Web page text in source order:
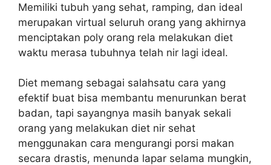
Memiliki tubuh yang sehat, ramping, dan ideal
merupakan virtual seluruh orang yang akhirnya
menciptakan poly orang rela melakukan diet
waktu merasa tubuhnya telah nir lagi ideal.
Diet memang sebagai salahsatu cara yang
efektif buat bisa membantu menurunkan berat
badan, tapi sayangnya masih banyak sekali
orang yang melakukan diet nir sehat
menggunakan cara mengurangi porsi makan
secara drastis, menunda lapar selama mungkin,